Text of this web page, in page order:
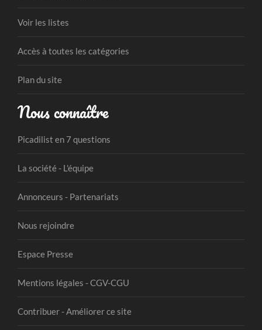
Voir les listes
Accès à toutes les catégories
Plan du site
Nous connaître
Picadilist en 7 questions
La société - L'équipe
Annonceurs - Partenariats
Nous rejoindre
Espace Presse
Mentions légales - CGV-CGU
Contribuer - Améliorer ce site